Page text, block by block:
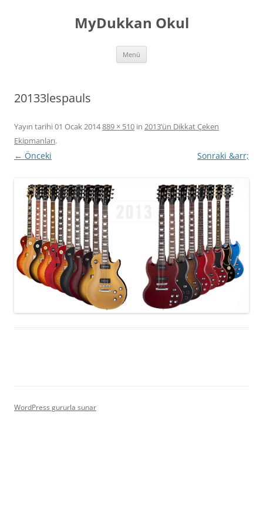
MyDukkan Okul
Menü
20133lespauls
Yayın tarihi01 Ocak 2014889 × 510 in 2013’ün Dikkat Çeken
Ekipmanları.
← Önceki Sonraki &arr;
WordPress gururla sunar